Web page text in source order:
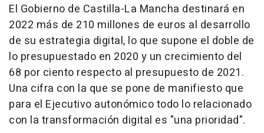
El Gobierno de Castilla-La Mancha destinará en
2022 más de 210 millones de euros al desarrollo
de su estrategia digital, lo que supone el doble de
lo presupuestado en 2020 y un crecimiento del
68 por ciento respecto al presupuesto de 2021.
Una cifra con la que se pone de manifiesto que
para el Ejecutivo autonómico todo lo relacionado
con la transformación digital es "una prioridad".